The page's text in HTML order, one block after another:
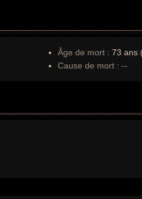
Âge de mort : 73 ans
Cause de mort : --